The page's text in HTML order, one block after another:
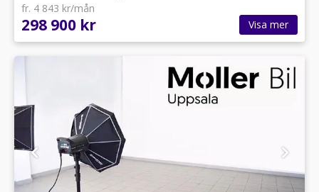
fr. 4 843 kr/mån
298 900 kr Visa mer